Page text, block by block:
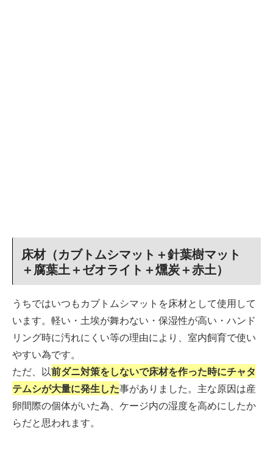
床材（カブトムシマット＋針葉樹マット
＋腐葉土＋ゼオライト＋燻炭＋赤土）
うちではいつもカブトムシマットを床材として使用して
います。軽い・土埃が舞わない・保湿性が高い・ハンド
リング時に汚れにくい等の理由により、室内飼育で使い
やすい為です。
ただ、以前ダニ対策をしないで床材を作った時にチャタ
テムシが大量に発生した事がありました。主な原因は産
卵間際の個体がいた為、ケージ内の湿度を高めにしたか
らだと思われます。